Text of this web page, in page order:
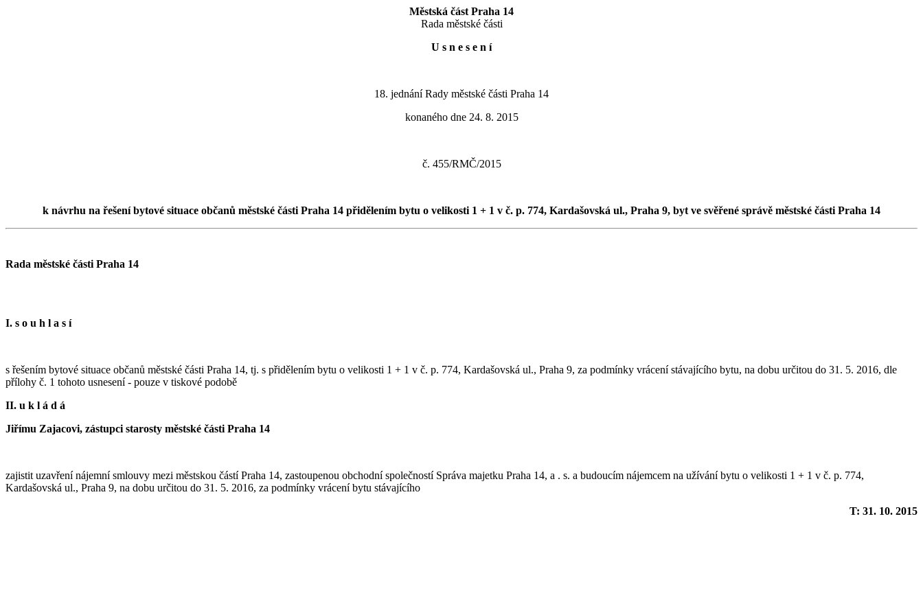
Městská část Praha 14
Rada městské části
U s n e s e n í
18. jednání Rady městské části Praha 14
konaného dne 24. 8. 2015
č. 455/RMČ/2015
k návrhu na řešení bytové situace občanů městské části Praha 14 přidělením bytu o velikosti 1 + 1 v č. p. 774, Kardašovská ul., Praha 9, byt ve svěřené správě městské části Praha 14
Rada městské části Praha 14
I. s o u h l a s í
s řešením bytové situace občanů městské části Praha 14, tj. s přidělením bytu o velikosti 1 + 1 v č. p. 774, Kardašovská ul., Praha 9, za podmínky vrácení stávajícího bytu, na dobu určitou do 31. 5. 2016, dle
přílohy č. 1 tohoto usnesení - pouze v tiskové podobě
II. u k l á d á
Jiřímu Zajacovi, zástupci starosty městské části Praha 14
zajistit uzavření nájemní smlouvy mezi městskou částí Praha 14, zastoupenou obchodní společností Správa majetku Praha 14, a . s. a budoucím nájemcem na užívání bytu o velikosti 1 + 1 v č. p. 774,
Kardašovská ul., Praha 9, na dobu určitou do 31. 5. 2016, za podmínky vrácení bytu stávajícího
T: 31. 10. 2015